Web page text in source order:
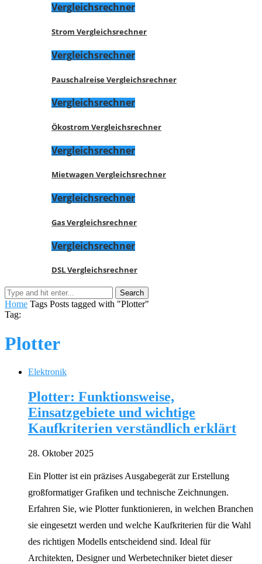
Vergleichsrechner
Strom Vergleichsrechner
Vergleichsrechner
Pauschalreise Vergleichsrechner
Vergleichsrechner
Ökostrom Vergleichsrechner
Vergleichsrechner
Mietwagen Vergleichsrechner
Vergleichsrechner
Gas Vergleichsrechner
Vergleichsrechner
DSL Vergleichsrechner
Home Tags Posts tagged with "Plotter"
Tag:
Plotter
Elektronik
Plotter: Funktionsweise,
Einsatzgebiete und wichtige
Kaufkriterien verständlich erklärt
28. Oktober 2025
Ein Plotter ist ein präzises Ausgabegerät zur Erstellung
großformatiger Grafiken und technische Zeichnungen.
Erfahren Sie, wie Plotter funktionieren, in welchen Branchen
sie eingesetzt werden und welche Kaufkriterien für die Wahl
des richtigen Modells entscheidend sind. Ideal für
Architekten, Designer und Werbetechniker bietet dieser